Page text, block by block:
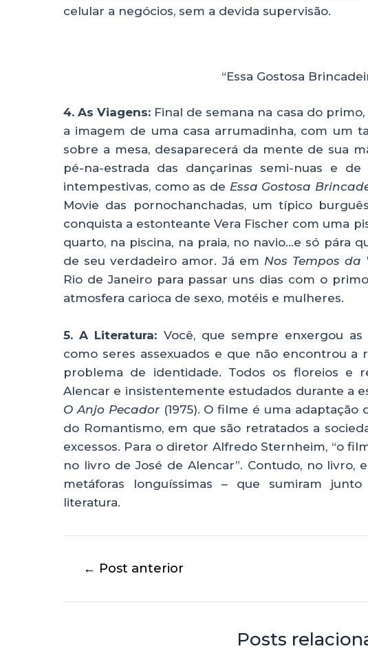
celular a negócios, sem a devida supervisão.
“Essa Gostosa
4. As Viagens: Final de semana na casa do
a imagem de uma casa arrumadinha, com um
sobre a mesa, desaparecerá da mente de sua
pé-na-estrada das dançarinas semi-nuas e de
intempestivas, como as de Essa Gostosa
Movie das pornochanchadas, um típico
conquista a estonteante Vera Fischer com uma
quarto, na piscina, na praia, no navio…e só pára
de seu verdadeiro amor. Já em Nos Tempos da
Rio de Janeiro para passar uns dias com o
atmosfera carioca de sexo, motéis e mulheres.
5. A Literatura: Você, que sempre enxergou
como seres assexuados e que não encontrou a
problema de identidade. Todos os floreios e
Alencar e insistentemente estudados durante a
O Anjo Pecador(1975). O filme é uma adaptação
do Romantismo, em que são retratados a
excessos. Para o diretor Alfredo Sternheim, “o
no livro de José de Alencar”. Contudo, no livro,
metáforas longuíssimas – que sumiram
literatura.
← Post anterior
Posts